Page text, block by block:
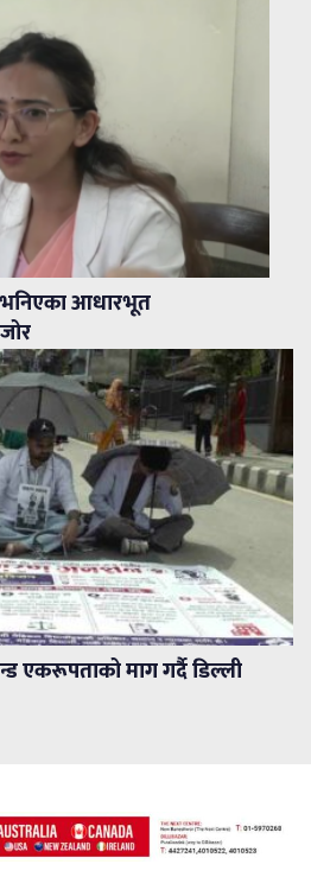
भनिएका आधारभूत
एकरूपताको माग गर्दै डिल्ली